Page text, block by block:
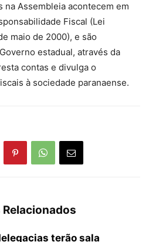
na Assembleia acontecem em
Fiscal (Lei
maio de 2000), e são
estadual, através da
contas e divulga o
à sociedade paranaense.
terão sala